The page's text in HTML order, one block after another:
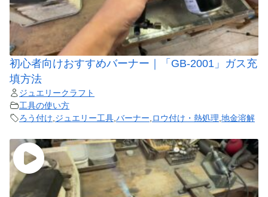
初心者向けおすすめバーナー｜「GB-2001」ガス充
填方法
ジュエリークラフト
工具の使い方
ろう付け ジュエリー工具 バーナー ロウ付け・熱処理 地金溶解